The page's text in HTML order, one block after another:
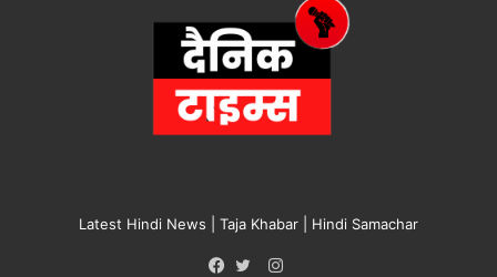
Latest Hindi News | Taja Khabar | Hindi Samachar
Instagram